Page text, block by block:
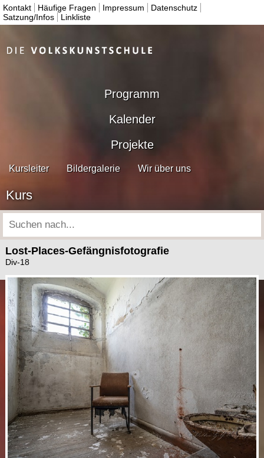
Kontakt Häufige Fragen Impressum
Datenschutz
Satzung/Infos
Linkliste
Programm
Kalender
Projekte
Kursleiter Bildergalerie Wir über uns
Kurs
Lost-Places-Gefängnisfotografie
Div-18